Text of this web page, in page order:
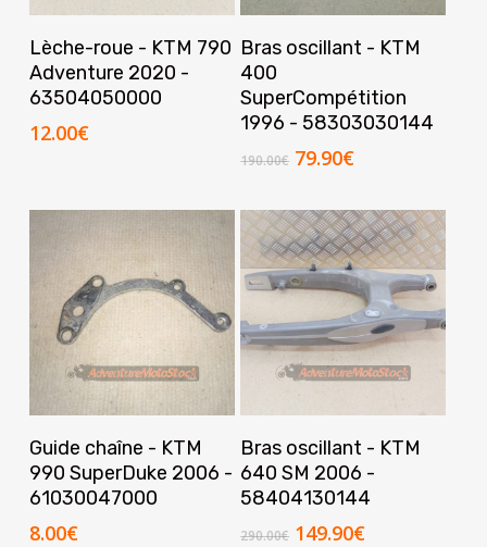
Ajouter Au Panier
Lèche-roue - KTM 790
Adventure 2020 -
63504050000
12.00€
Ajouter Au Panier
Bras oscillant - KTM
400
SuperCompétition
1996 - 58303030144
190.00€ Le
initial
était :
190.00€.
79.90€Le
actuel
est :
79.90€.
Ajouter Au Panier
Guide chaîne - KTM
990 SuperDuke 2006 -
61030047000
8.00€
Ajouter Au Panier
Bras oscillant - KTM
640 SM 2006 -
58404130144
290.00€ Le
149.90€Le